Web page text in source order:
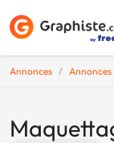
Annonces Annonces